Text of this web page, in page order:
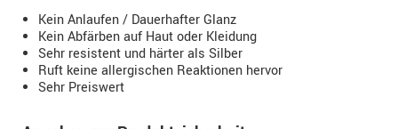
Kein Anlaufen / Dauerhafter Glanz
Kein Abfärben auf Haut oder Kleidung
Sehr resistent und härter als Silber
Ruft keine allergischen Reaktionen hervor
Sehr Preiswert